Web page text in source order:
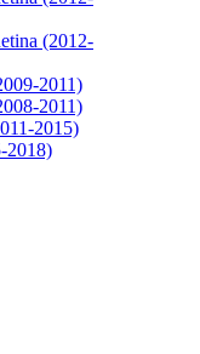
(2012-
2011)
2011)
2015)
2018)